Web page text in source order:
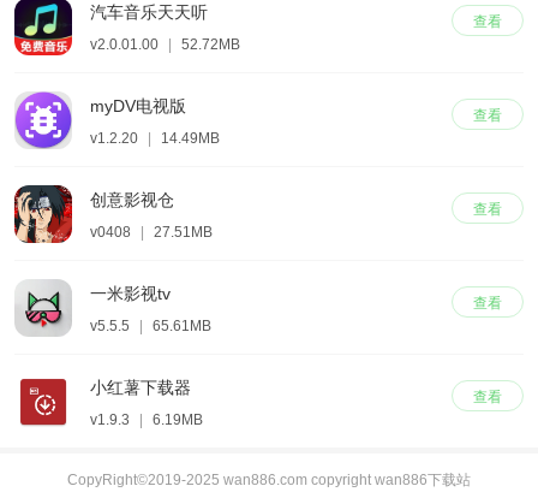
查看
汽车音乐天天听
v2.0.01.00 52.72MB
查看
myDV电视版
v1.2.20 14.49MB
查看
创意影视仓
v0408 27.51MB
查看
一米影视tv
v5.5.5 65.61MB
查看
小红薯下载器
v1.9.3 6.19MB
CopyRight©2019-2025 wan886.com copyright wan886下载站